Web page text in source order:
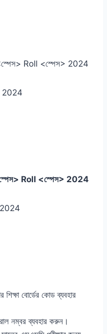
Roll <স্পেস> 2024
2024
Roll <স্পেস> 2024
বোর্ডের কোড ব্যবহার
নম্বর ব্যবহার করুন।